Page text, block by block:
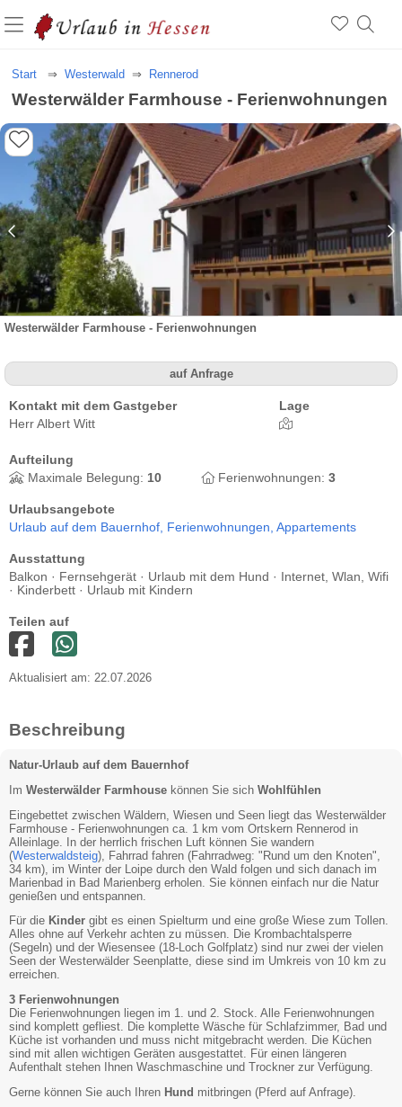
Start Westerwald Rennerod
Westerwälder Farmhouse - Ferienwohnungen
Westerwälder Farmhouse - Ferienwohnungen
auf Anfrage
Kontakt mit dem Gastgeber
Herr Albert Witt
Lage
Aufteilung
Maximale Belegung: 10 Ferienwohnungen: 3
Urlaubsangebote
Urlaub auf dem Bauernhof, Ferienwohnungen, Appartements
Ausstattung
Balkon · Fernsehgerät · Urlaub mit dem Hund · Internet, Wlan, Wifi
· Kinderbett · Urlaub mit Kindern
Teilen auf
Aktualisiert am: 22.07.2026
Beschreibung
Natur-Urlaub auf dem Bauernhof
Im Westerwälder Farmhouse können Sie sich Wohlfühlen
Eingebettet zwischen Wäldern, Wiesen und Seen liegt das Westerwälder
Farmhouse - Ferienwohnungen ca. 1 km vom Ortskern Rennerod in
Alleinlage. In der herrlich frischen Luft können Sie wandern
(Westerwaldsteig), Fahrrad fahren (Fahrradweg: "Rund um den Knoten",
34 km), im Winter der Loipe durch den Wald folgen und sich danach im
Marienbad in Bad Marienberg erholen. Sie können einfach nur die Natur
genießen und entspannen.
Für die Kinder gibt es einen Spielturm und eine große Wiese zum Tollen.
Alles ohne auf Verkehr achten zu müssen. Die Krombachtalsperre
(Segeln) und der Wiesensee (18-Loch Golfplatz) sind nur zwei der vielen
Seen der Westerwälder Seenplatte, diese sind im Umkreis von 10 km zu
erreichen.
3 Ferienwohnungen
Die Ferienwohnungen liegen im 1. und 2. Stock. Alle Ferienwohnungen
sind komplett gefliest. Die komplette Wäsche für Schlafzimmer, Bad und
Küche ist vorhanden und muss nicht mitgebracht werden. Die Küchen
sind mit allen wichtigen Geräten ausgestattet. Für einen längeren
Aufenthalt stehen Ihnen Waschmaschine und Trockner zur Verfügung.
Gerne können Sie auch Ihren Hund mitbringen (Pferd auf Anfrage).